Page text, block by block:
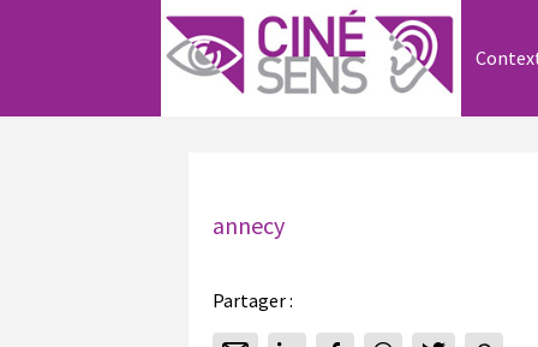
annecy
Partager :